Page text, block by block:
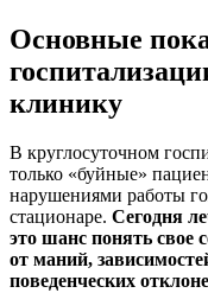
Основные
клинику
В круглосуточном
только «буйные»
нарушениями работы
стационаре. Сегодня
это шанс понять свое
от маний,
поведенческих